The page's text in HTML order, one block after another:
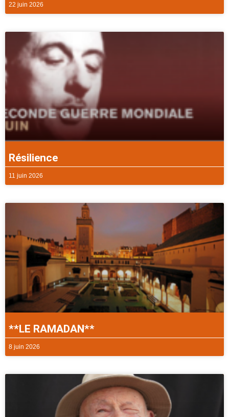
22 juin 2026
Résilience
11 juin 2026
**LE RAMADAN**
8 juin 2026